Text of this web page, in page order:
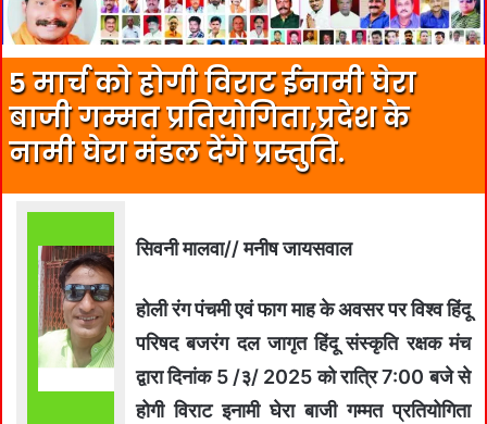
5 मार्च को होगी विराट ईनामी घेरा
बाजी गम्मत प्रतियोगिता,प्रदेश के
नामी घेरा मंडल देंगे प्रस्तुति.
सिवनी मालवा// मनीष जायसवाल
होली रंग पंचमी एवं फाग माह के अवसर पर विश्व हिंदू
परिषद बजरंग दल जागृत हिंदू संस्कृति रक्षक मंच
द्वारा दिनांक 5 /३/ 2025 को रात्रि 7:00 बजे से
होगी विराट इनामी घेरा बाजी गम्मत प्रतियोगिता